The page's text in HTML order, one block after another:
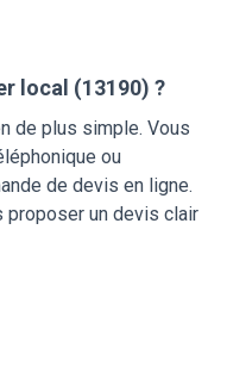
local (13190) ?
de plus simple. Vous
ou
de devis en ligne.
proposer un devis clair